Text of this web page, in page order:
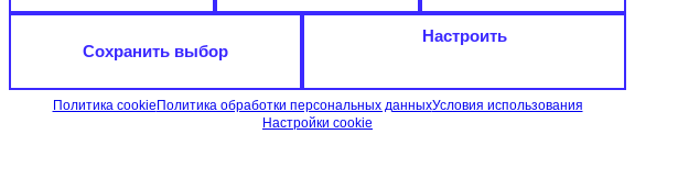
Сохранить выбор
Настроить
Политика cookieПолитика обработки персональных данныхУсловия использования
Настройки cookie